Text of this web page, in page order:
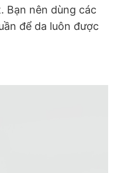
Bạn nên dùng các
để da luôn được